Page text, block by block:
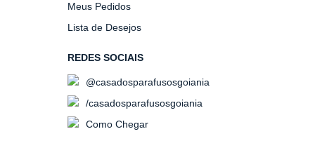
Meus Pedidos
Lista de Desejos
REDES SOCIAIS
@casadosparafusosgoiania
/casadosparafusosgoiania
Como Chegar